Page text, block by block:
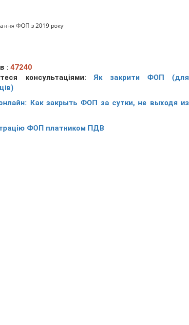
ФОП з 2019 року
: 47240
консультаціями:Як закрити ФОП (для
Как закрыть ФОП за сутки, не выходя из
ФОП платником ПДВ